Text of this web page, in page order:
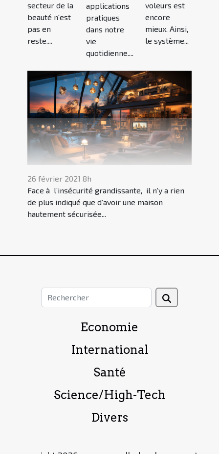
secteur de la
beauté n'est
pas en
reste....
applications
pratiques
dans notre
vie
quotidienne....
voleurs est
encore
mieux. Ainsi,
le système...
26 février 2021 8h
Face à l’insécurité grandissante, il n’y a rien
de plus indiqué que d’avoir une maison
hautement sécurisée...
Economie
International
Santé
Science/High-Tech
Divers